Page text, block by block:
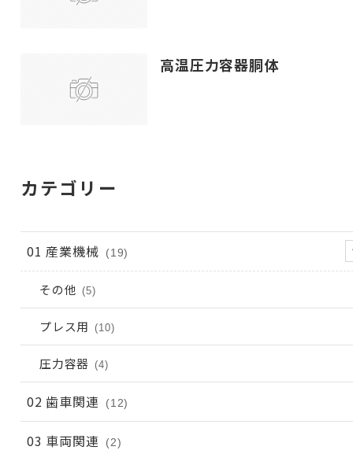
高温圧力容器胴体
カテゴリー
01 産業機械 (19)
その他 (5)
プレス用 (10)
圧力容器 (4)
02 歯車関連 (12)
03 車両関連 (2)